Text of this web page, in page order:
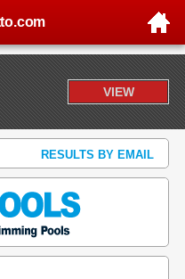
VIEW
RESULTS BY EMAIL